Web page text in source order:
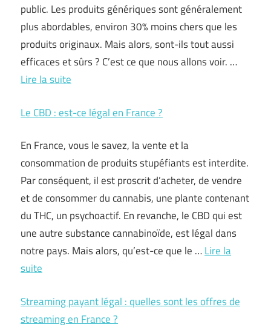
public. Les produits génériques sont généralement
plus abordables, environ 30% moins chers que les
produits originaux. Mais alors, sont-ils tout aussi
efficaces et sûrs ? C’est ce que nous allons voir. …
Lire la suite
Le CBD : est-ce légal en France ?
En France, vous le savez, la vente et la
consommation de produits stupéfiants est interdite.
Par conséquent, il est proscrit d’acheter, de vendre
et de consommer du cannabis, une plante contenant
du THC, un psychoactif. En revanche, le CBD qui est
une autre substance cannabinoïde, est légal dans
notre pays. Mais alors, qu’est-ce que le …Lire la
suite
Streaming payant légal : quelles sont les offres de
streaming en France ?